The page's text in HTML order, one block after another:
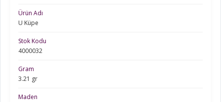
Ürün Adı
U Küpe
Stok Kodu
4000032
Gram
3.21 gr
Maden